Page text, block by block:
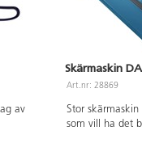
av
Skärmaskin
Art.nr: 28869
Stor
som vill ha det